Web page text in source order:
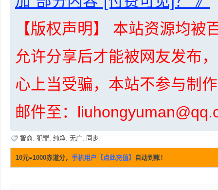
【版权声明】 本站资源均
允许分享后才能被网友发布
心上当受骗，本站不参与制
邮件至：
智商, 犯罪, 纯净, 无广, 同步
10元=1000赤道分， 手机用户【点此充值】 自动到账！